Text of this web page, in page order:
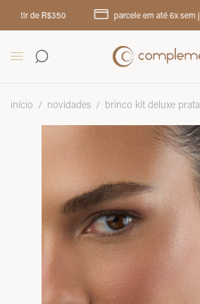
de R$350 parcele em até 6x sem juros
início / novidades / brinco kit deluxe prata